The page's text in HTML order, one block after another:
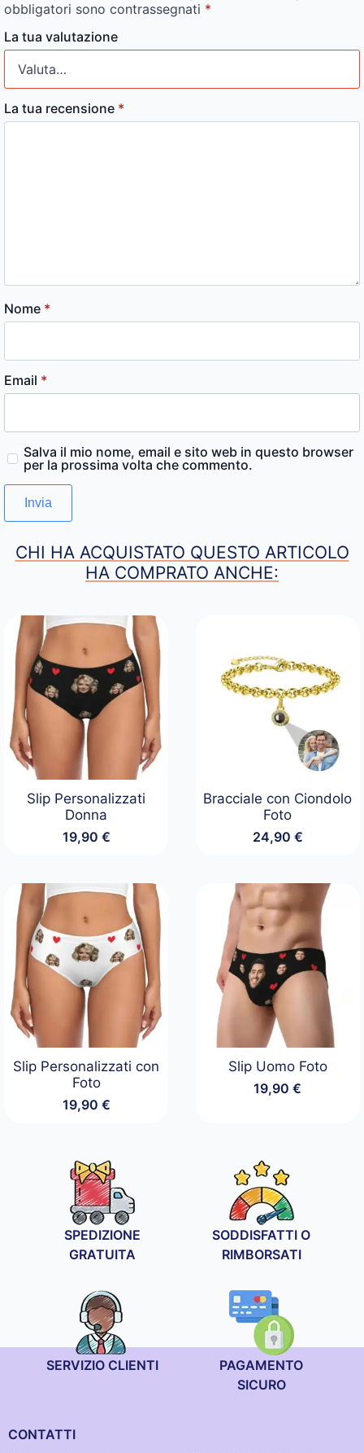
obbligatori sono contrassegnati *
La tua valutazione
La tua recensione *
Nome *
Email *
Salva il mio nome, email e sito web in questo browser
per la prossima volta che commento.
CHI HA ACQUISTATO QUESTO ARTICOLO
HA COMPRATO ANCHE:
Slip Personalizzati
Donna
19,90 €
Bracciale con Ciondolo
Foto
24,90 €
Slip Personalizzati con
Foto
19,90 €
Slip Uomo Foto
19,90€
SPEDIZIONE
GRATUITA
SODDISFATTI O
RIMBORSATI
SERVIZIO CLIENTI
PAGAMENTO
SICURO
CONTATTI